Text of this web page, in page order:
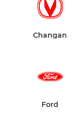
Changan
Ford